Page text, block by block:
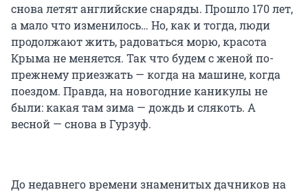
снова летят английские снаряды. Прошло 170 лет,
а мало что изменилось… Но, как и тогда, люди
продолжают жить, радоваться морю, красота
Крыма не меняется. Так что будем с женой по-
прежнему приезжать — когда на машине, когда
поездом. Правда, на новогодние каникулы не
были: какая там зима — дождь и слякоть. А
весной — снова в Гурзуф.
До недавнего времени знаменитых дачников на